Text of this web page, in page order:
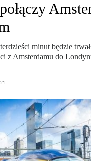
minut będzie
z Amsterdamu do